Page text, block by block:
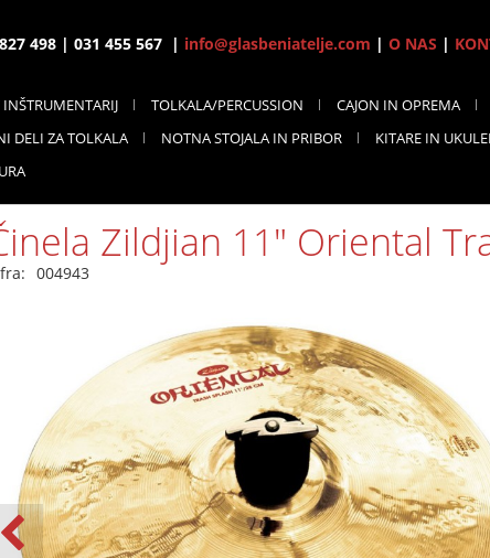
498 | 031 455 567 | info@glasbeniatelje.com | O NAS |
TOLKALA/PERCUSSION CAJON IN OPREMA
DELI ZA TOLKALA NOTNA STOJALA IN PRIBOR KITARE IN
Zildjian 11" Oriental
004943